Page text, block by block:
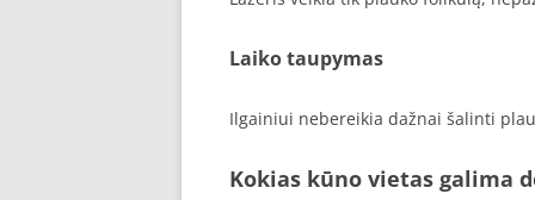
Laiko taupymas
Ilgainiui nebereikia dažnai šalinti
Kokias kūno vietas galima